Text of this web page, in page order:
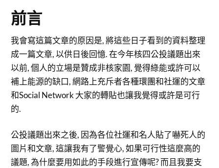
前言
我會寫這篇文章的原因是, 將這些日子看到的資料整理
成一篇文章, 以供日後回憶. 在今年核四公投議題出來
以前, 個人的立場是贊成非核家園, 覺得綠能或許可以
補上能源的缺口, 網路上充斥者各種環團和社運的文章
和Social Network 大家的轉貼也讓我覺得或許是可行
的.
公投議題出來之後, 因為各位社運和名人貼了嚇死人的
圖片和文章, 這讓我有了警覺心, 如果可行性這麼高的
議題, 為什麼要用如此的手段進行宣傳呢? 而且我要支